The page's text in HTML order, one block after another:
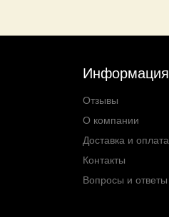
Информация
Отзывы
О компании
Доставка и оплата
Контакты
Вопросы и ответы